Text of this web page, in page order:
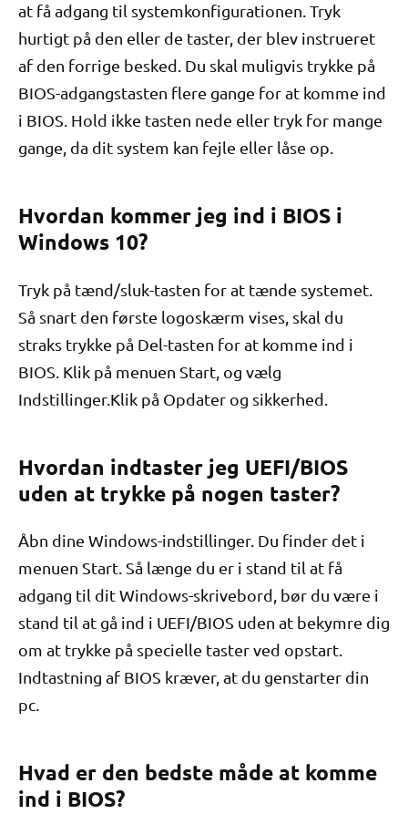
at få adgang til systemkonfigurationen. Tryk
hurtigt på den eller de taster, der blev instrueret
af den forrige besked. Du skal muligvis trykke på
BIOS-adgangstasten flere gange for at komme ind
i BIOS. Hold ikke tasten nede eller tryk for mange
gange, da dit system kan fejle eller låse op.
Hvordan kommer jeg ind i BIOS i
Windows 10?
Tryk på tænd/sluk-tasten for at tænde systemet.
Så snart den første logoskærm vises, skal du
straks trykke på Del-tasten for at komme ind i
BIOS. Klik på menuen Start, og vælg
Indstillinger.Klik på Opdater og sikkerhed.
Hvordan indtaster jeg UEFI/BIOS
uden at trykke på nogen taster?
Åbn dine Windows-indstillinger. Du finder det i
menuen Start. Så længe du er i stand til at få
adgang til dit Windows-skrivebord, bør du være i
stand til at gå ind i UEFI/BIOS uden at bekymre dig
om at trykke på specielle taster ved opstart.
Indtastning af BIOS kræver, at du genstarter din
pc.
Hvad er den bedste måde at komme
ind i BIOS?